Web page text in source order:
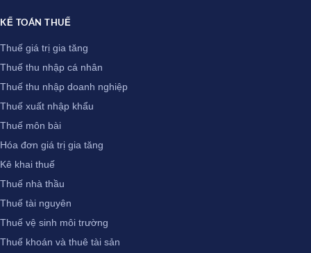
KẾ TOÁN THUẾ
Thuế giá trị gia tăng
Thuế thu nhập cá nhân
Thuế thu nhập doanh nghiệp
Thuế xuất nhập khẩu
Thuế môn bài
Hóa đơn giá trị gia tăng
Kê khai thuế
Thuế nhà thầu
Thuế tài nguyên
Thuế vệ sinh môi trường
Thuế khoán và thuê tài sản